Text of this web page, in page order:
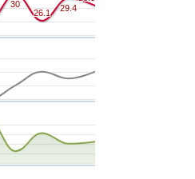
30
30
26.1
26.1 29.4
29.4